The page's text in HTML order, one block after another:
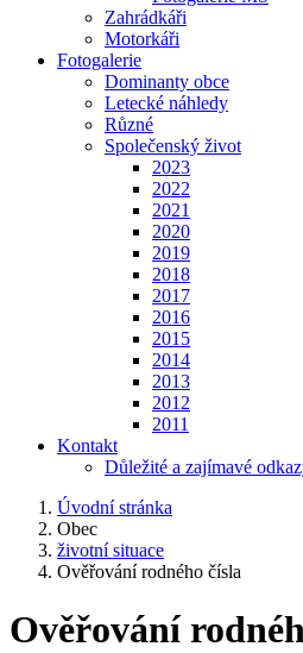
Zahrádkáři
Motorkáři
Fotogalerie
Dominanty obce
Letecké náhledy
Různé
Společenský život
2023
2022
2021
2020
2019
2018
2017
2016
2015
2014
2013
2012
2011
Kontakt
Důležité a zajímavé
Úvodní stránka
Obec
životní situace
Ověřování rodného čísla
Ověřování